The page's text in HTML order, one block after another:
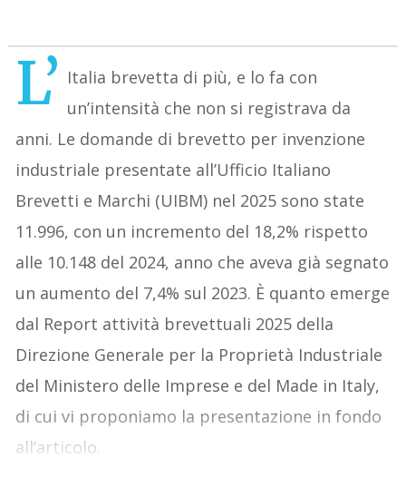
L’ Italia brevetta di più, e lo fa con
un’intensità che non si registrava da
anni. Le domande di brevetto per invenzione
industriale presentate all’Ufficio Italiano
Brevetti e Marchi (UIBM) nel 2025 sono state
11.996, con un incremento del 18,2% rispetto
alle 10.148 del 2024, anno che aveva già segnato
un aumento del 7,4% sul 2023. È quanto emerge
dal Report attività brevettuali 2025 della
Direzione Generale per la Proprietà Industriale
del Ministero delle Imprese e del Made in Italy,
di cui vi proponiamo la presentazione in fondo
all’articolo.